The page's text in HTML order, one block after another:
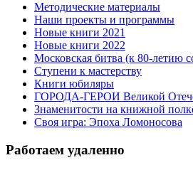
Методические материалы
Наши проекты и программы
Новые книги 2021
Новые книги 2022
Московская битва (к 80-летию
Ступени к мастерству
Книги юбиляры
ГОРОДА-ГЕРОИ Великой
Знаменитости на книжной
Своя игра: Эпоха Ломоносова
Работаем удаленно